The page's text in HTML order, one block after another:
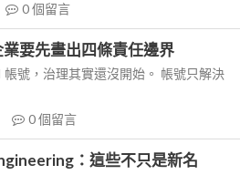
0個留言
要先畫出四條責任邊界
號，治理其實還沒開始。 帳號只解決
0個留言
：這些不只是新名